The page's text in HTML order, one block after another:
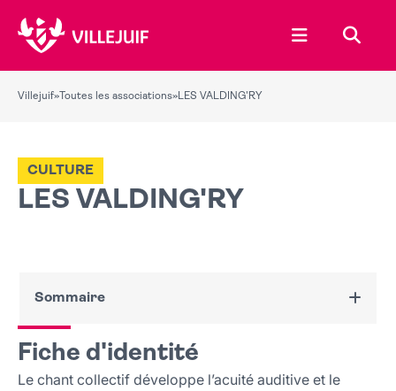
Ouvrir le
Villejuif» Toutes les associations»LES VALDING'RY
LES VALDING'RY
CULTURE
Sommaire
Fiche d'identité
Nous contacter
Fiche d'identité
Le chant collectif développe l’acuité auditive et le